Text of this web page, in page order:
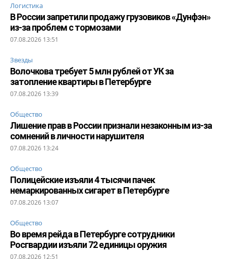
Логистика
В России запретили продажу грузовиков «Дунфэн»
из-за проблем с тормозами
07.08.2026 13:51
Звезды
Волочкова требует 5 млн рублей от УК за
затопление квартиры в Петербурге
07.08.2026 13:39
Общество
Лишение прав в России признали незаконным из-за
сомнений в личности нарушителя
07.08.2026 13:24
Общество
Полицейские изъяли 4 тысячи пачек
немаркированных сигарет в Петербурге
07.08.2026 13:07
Общество
Во время рейда в Петербурге сотрудники
Росгвардии изъяли 72 единицы оружия
07.08.2026 12:51